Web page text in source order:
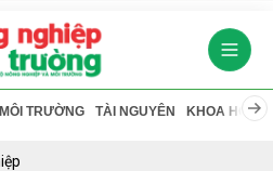
MÔI TRƯỜNG TÀI NGUYÊN KHOA HỌC